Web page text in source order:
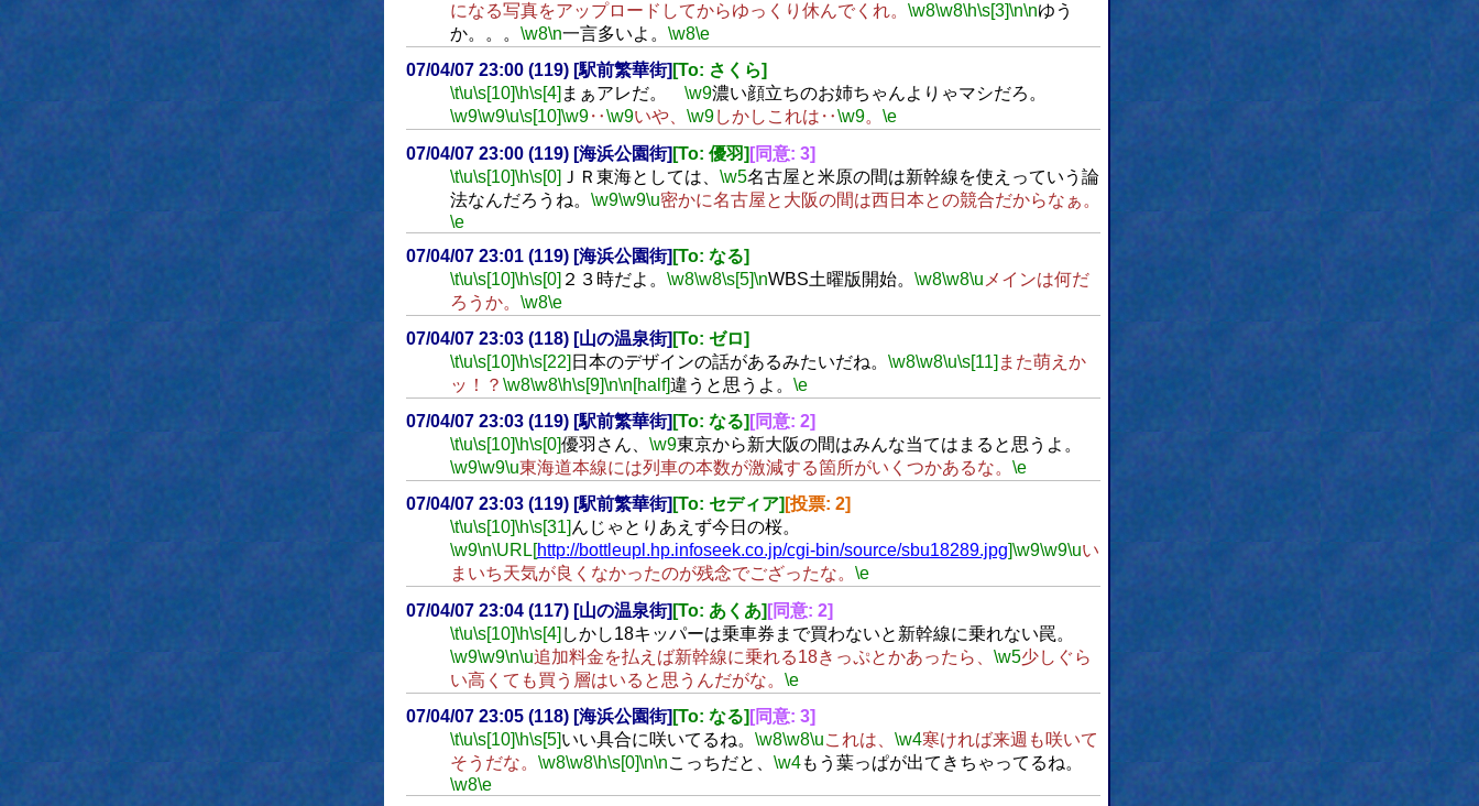
になる写真をアップロードしてからゆっくり休んでくれ。 \w8\w8\h\s[3]\n\nゆう
か。。。 \w8\n一言多いよ。 \w8\e
07/04/07 23:00 (119) [駅前繁華街] [To: さくら]
\t\u\s[10] \h\s[4] まぁアレだ。 \w9濃い顔立ちのお姉ちゃんよりゃマシだろ。
\w9\w9\u\s[10] \w9‥\w9いや、 \w9しかしこれは‥\w9。 \e
07/04/07 23:00 (119) [海浜公園街] [To: 優羽] [同意: 3]
\t\u\s[10]\h\s[0] ＪＲ東海としては、 \w5名古屋と米原の間は新幹線を使えっていう論
法なんだろうね。 \w9\w9\u密かに名古屋と大阪の間は西日本との競合だからなぁ。
\e
07/04/07 23:01 (119) [海浜公園街] [To: なる]
\t\u\s[10]\h\s[0] ２３時だよ。 \w8\w8\s[5]\nWBS土曜版開始。 \w8\w8\u メインは何だ
ろうか。 \w8\e
07/04/07 23:03 (118) [山の温泉街] [To: ゼロ]
\t\u\s[10]\h\s[22] 日本のデザインの話があるみたいだね。 \w8\w8\u\s[11] また萌えか
ッ！？ \w8\w8\h\s[9]\n\n[half]違うと思うよ。 \e
07/04/07 23:03 (119) [駅前繁華街] [To: なる] [同意: 2]
\t\u\s[10]\h\s[0]優羽さん、 \w9東京から新大阪の間はみんな当てはまると思うよ。
\w9\w9\u東海道本線には列車の本数が激減する箇所がいくつかあるな。 \e
07/04/07 23:03 (119) [駅前繁華街] [To: セディア] [投票: 2]
\t\u\s[10]\h\s[31]んじゃとりあえず今日の桜。
\w9\n\URL[http://bottleupl.hp.infoseek.co.jp/cgi-bin/source/sbu18289.jpg]\w9\w9\uい
まいち天気が良くなかったのが残念でござったな。 \e
07/04/07 23:04 (117) [山の温泉街] [To: あくあ] [同意: 2]
\t\u\s[10]\h\s[4] しかし18キッパーは乗車券まで買わないと新幹線に乗れない罠。
\w9\w9\n\u追加料金を払えば新幹線に乗れる18きっぷとかあったら、 \w5少しぐら
い高くても買う層はいると思うんだがな。 \e
07/04/07 23:05 (118) [海浜公園街] [To: なる] [同意: 3]
\t\u\s[10]\h\s[5]いい具合に咲いてるね。 \w8\w8\uこれは、 \w4寒ければ来週も咲いて
そうだな。 \w8\w8\h\s[0]\n\nこっちだと、 \w4もう葉っぱが出てきちゃってるね。
\w8\e